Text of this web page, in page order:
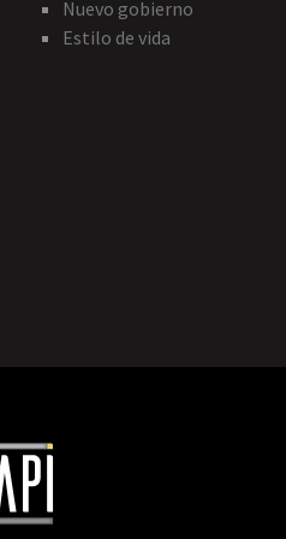
Nuevo gobierno
Estilo de vida